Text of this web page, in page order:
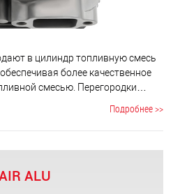
в цилиндр топливную смесь
более качественное
смесью. Перегородки
группы при прохождении
Подробнее >>
ALU